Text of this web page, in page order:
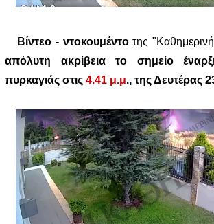
Βίντεο - ντοκουμέντοτης
απόλυτη ακρίβεια το σημείο
πυρκαγιάς στις 4.41 μ.μ., της Δευτέρας